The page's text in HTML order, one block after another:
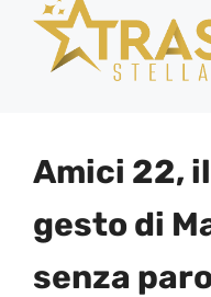
contenuto
Amici 22,
gesto di
senza